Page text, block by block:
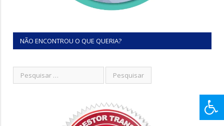
NÃO ENCONTROU O QUE QUERIA?